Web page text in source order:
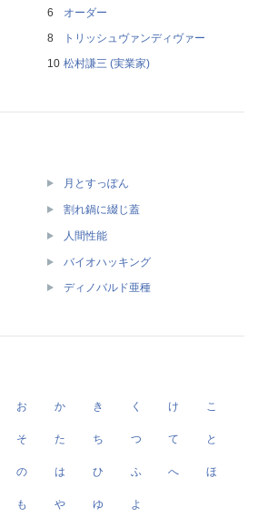
オーダー
トリッシュヴァンディヴァー
松村謙三 (実業家)
月とすっぽん
割れ鍋に綴じ蓋
人間性能
バイオハッキング
ディノバルド亜種
お か き く け こ
そ た ち つ て と
の は ひ ふ へ ほ
も や ゆ よ